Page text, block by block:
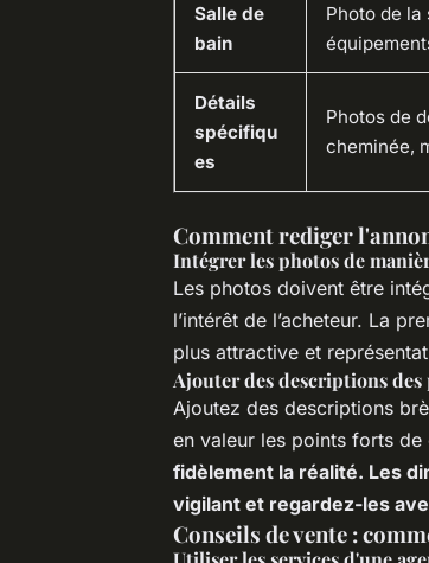
Salle de
bain
Photo de la
Détails
spécifiqu
es
Photos de
cheminée,
Comment rediger
Intégrer les photos de
Les photos doivent être
l’intérêt de l’acheteur. La
plus attractive et
Ajouter des descriptions des
Ajoutez des descriptions
en valeur les points forts de
fidèlement la réalité. Les
vigilant et regardez-les
Conseils de vente :